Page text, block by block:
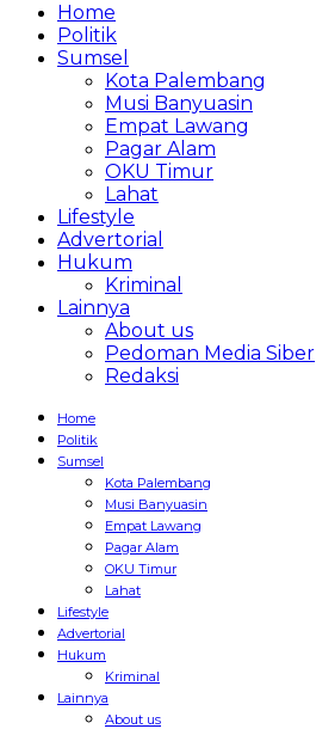
Home
Politik
Sumsel
Kota Palembang
Musi Banyuasin
Empat Lawang
Pagar Alam
OKU Timur
Lahat
Lifestyle
Advertorial
Hukum
Kriminal
Lainnya
About us
Pedoman Media Siber
Redaksi
Home
Politik
Sumsel
Kota Palembang
Musi Banyuasin
Empat Lawang
Pagar Alam
OKU Timur
Lahat
Lifestyle
Advertorial
Hukum
Kriminal
Lainnya
About us